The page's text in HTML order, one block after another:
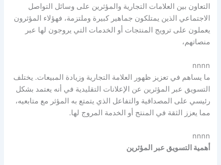
التعاون بين العلامات التجارية والمؤثرين على وسائل التواصل
الاجتماعي الذين يمتلكون جماهير كبيرة وملتزمة، فهؤلاء المؤثرون
يعملون على ترويج المنتجات أو الخدمات التي يروجون لها عبر
منصاتهم،
nnnn
ما يساهم في تعزيز ظهور العلامة التجارية وزيادة المبيعات. يختلف
التسويق عبر المؤثرين عن الإعلانات التقليدية في أنه يعتمد بشكل
رئيسي على المصداقية والتفاعل الذي يتمتع به المؤثر مع متابعيه،
مما يعزز الثقة في المنتج أو الخدمة المروج لها.
nnnn
أهمية التسويق عبر المؤثرين